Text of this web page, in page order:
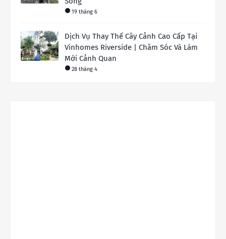
19 tháng 6
Dịch Vụ Thay Thế Cây Cảnh Cao Cấp Tại
Vinhomes Riverside | Chăm Sóc Và Làm
Mới Cảnh Quan
28 tháng 4